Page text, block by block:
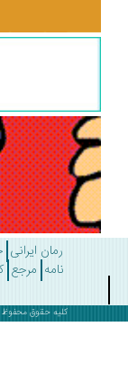
رمان ایرانی
مرجع
کلیه حقوق محفوظ است و